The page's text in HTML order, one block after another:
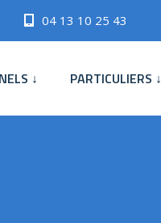
04 13 10 25 43
↓ PARTICULIERS ↓